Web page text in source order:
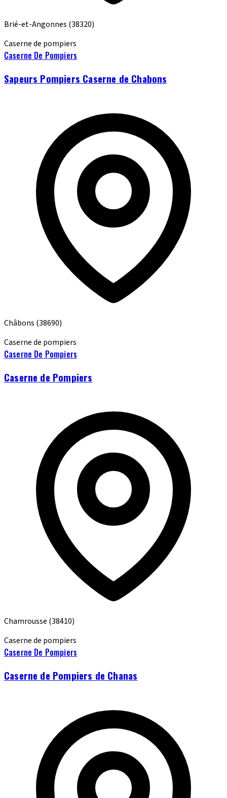
Brié-et-Angonnes (38320)
Caserne de pompiers
Caserne De Pompiers
Sapeurs Pompiers Caserne de Chabons
Châbons (38690)
Caserne de pompiers
Caserne De Pompiers
Caserne de Pompiers
Chamrousse (38410)
Caserne de pompiers
Caserne De Pompiers
Caserne de Pompiers de Chanas